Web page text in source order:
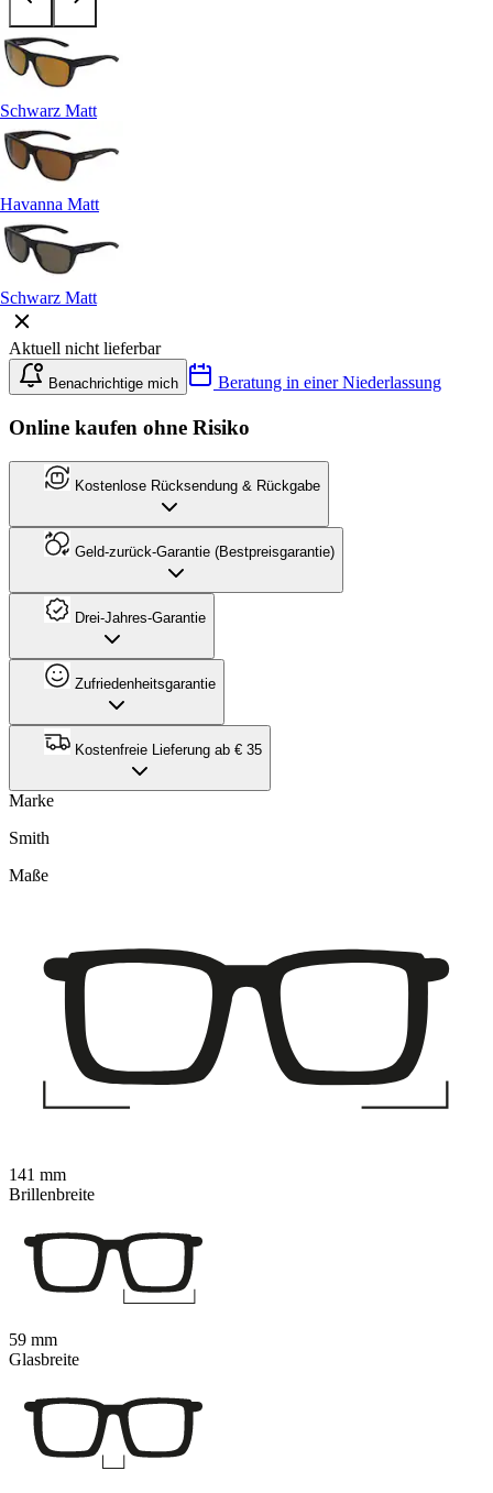
Schwarz Matt
Havanna Matt
Schwarz Matt
Aktuell nicht lieferbar
Benachrichtige mich Beratung in einer Niederlassung
Online kaufen ohne Risiko
Kostenlose Rücksendung & Rückgabe
Geld-zurück-Garantie (Bestpreisgarantie)
Drei-Jahres-Garantie
Zufriedenheitsgarantie
Kostenfreie Lieferung ab € 35
Marke
Smith
Maße
141 mm
Brillenbreite
59 mm
Glasbreite